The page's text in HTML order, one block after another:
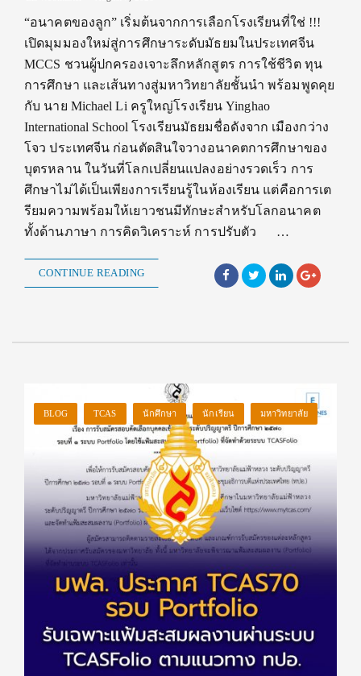
“อนาคตของลูก” เริ่มต้นจากการเลือกโรงเรียนที่ใช่ !!!
เปิดมุมมองใหม่สู่การศึกษาระดับมัธยมในประเทศจีน
MCCS ชวนผู้ปกครองเจาะลึกหลักสูตร การใช้ชีวิต ทุน
การศึกษา และเส้นทางสู่มหาวิทยาลัยชั้นนำ พร้อมพูดคุย
กับ นาย Michael Li ครูใหญ่โรงเรียน Yinghao
International School โรงเรียนมัธยมชื่อดังจาก เมืองกว่าง
โจว ประเทศจีน ก่อนตัดสินใจวางอนาคตการศึกษาของ
บุตรหลาน ในวันที่โลกเปลี่ยนแปลงอย่างรวดเร็ว การ
ศึกษาไม่ได้เป็นเพียงการเรียนรู้ในห้องเรียน แต่คือการเต
รียมความพร้อมให้เยาวชนมีทักษะสำหรับโลกอนาคต
ทั้งด้านภาษา การคิดวิเคราะห์ การปรับตัว …
CONTINUE READING
BLOG TCAS นักศึกษา นักเรียน มหาวิทยาลัย